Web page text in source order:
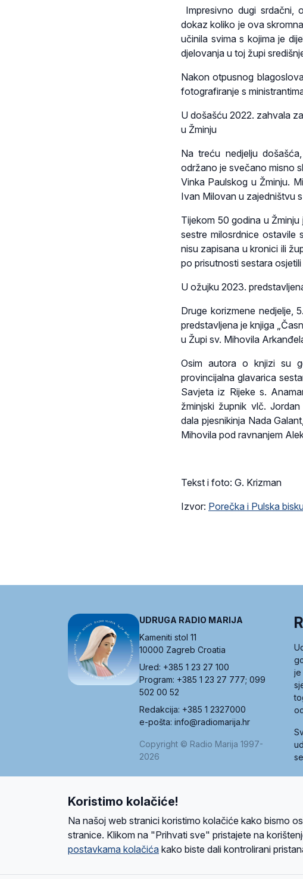
Impresivno dugi srdačni,
dokaz koliko je ova
učinila svima s kojima je
djelovanja u toj župi
Nakon otpusnog
fotografiranje s
U došašću 2022. zahvala
u Žminju
Na treću nedjelju
održano je svečano misno
Vinka Paulskog u Žminju.
Ivan Milovan u zajedništvu
Tijekom 50 godina u
sestre milosrdnice ostavile
nisu zapisana u kronici ili
po prisutnosti sestara
U ožujku 2023.
Druge korizmene nedjelje,
predstavljena je knjiga
u Župi sv. Mihovila
Osim autora o knjizi su
provincijalna glavarica
Savjeta iz Rijeke s.
žminjski župnik vlč.
dala pjesnikinja Nada
Mihovila pod ravnanjem
Tekst i foto: G. Krizman
Izvor: Porečka i Pulska
UDRUGA RADIO MARIJA
Kameniti stol 11
10000 Zagreb Croatia
Ured: +385 1 23 27 100
Program: +385 1 23 27 777; 099
502 00 52
Redakcija: +385 1 2327000
e-pošta: info@radiomarija.hr
Copyright © Radio Marija 1997-
2026
je
Ova stranica je zaštićena Google reCAPTCHA
Koristimo kolačiće!
Na našoj web stranici koristimo kolačiće kako bismo
stranice. Klikom na "Prihvati sve" pristajete na
postavkama kolačića kako biste dali kontrolirani